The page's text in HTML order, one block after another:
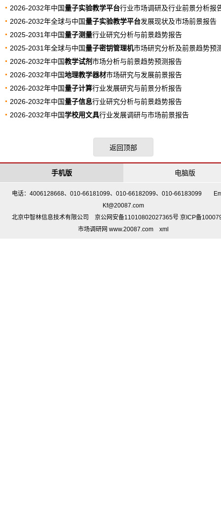
2026-2032年中国量子实验教学平台行业市场调研及行业前景分析报
2026-2032年全球与中国量子实验教学平台发展现状及市场前景报告
2025-2031年中国量子测量行业研究分析与前景趋势报告
2025-2031年全球与中国量子密钥管理机市场研究分析及前景趋势预
2026-2032年中国教学试剂市场分析与前景趋势预测报告
2026-2032年中国地理教学器材市场研究与发展前景报告
2026-2032年中国量子计算行业发展研究与前景分析报告
2026-2032年中国量子信息行业研究分析与前景趋势报告
2026-2032年中国学校用文具行业发展调研与市场前景报告
返回顶部
电脑版
手机版
电话：4006128668、010-66181099、010-66182099、010-66183099
Kf@20087.com
北京中智林信息技术有限公司 京公网安备11010802027365号 京ICP备
市场调研网 www.20087.com
xml